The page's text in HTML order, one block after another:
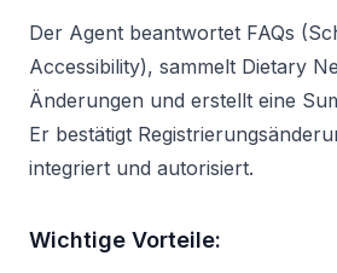
Der Agent beantwortet FAQs
Accessibility), sammelt Dietary
Änderungen und erstellt eine
Er bestätigt
integriert und autorisiert.
Wichtige Vorteile: